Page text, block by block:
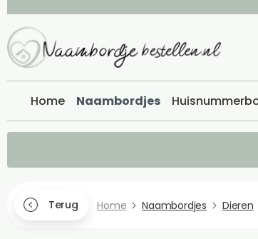
Home Naambordjes
Terug Home Naambordjes Dieren